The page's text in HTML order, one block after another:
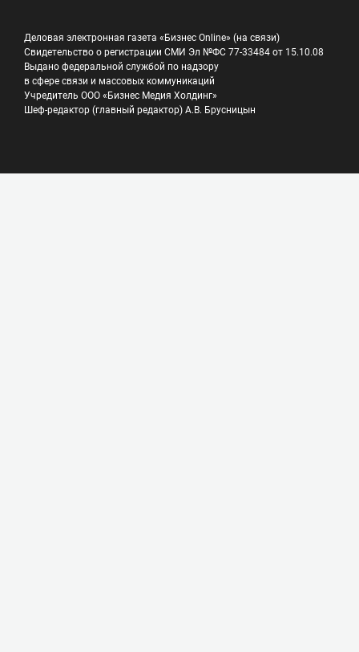
Деловая электронная газета «Бизнес Online» (на связи)
Свидетельство о регистрации СМИ Эл №ФС 77-33484 от 15.10.08
Выдано федеральной службой по надзору
в сфере связи и массовых коммуникаций
Учредитель ООО «Бизнес Медия Холдинг»
Шеф-редактор (главный редактор) А.В. Брусницын